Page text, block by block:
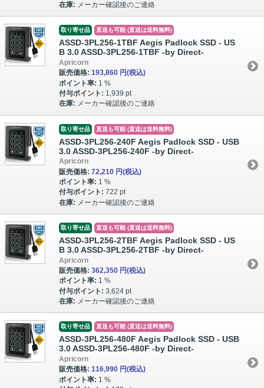
在庫: メーカー確認後のご連絡
取り寄せ品 直送も可能 (直送は送料無料)
ASSD-3PL256-1TBF Aegis Padlock SSD - US
B 3.0 ASSD-3PL256-1TBF -by Direct-
Apricorn
販売価格: 193,860 円(税込)
ポイント率: 1 %
付与ポイント: 1,939 pt
在庫: メーカー確認後のご連絡
取り寄せ品 直送も可能 (直送は送料無料)
ASSD-3PL256-240F Aegis Padlock SSD - USB
3.0 ASSD-3PL256-240F -by Direct-
Apricorn
販売価格: 72,210 円(税込)
ポイント率: 1 %
付与ポイント: 722 pt
在庫: メーカー確認後のご連絡
取り寄せ品 直送も可能 (直送は送料無料)
ASSD-3PL256-2TBF Aegis Padlock SSD - US
B 3.0 ASSD-3PL256-2TBF -by Direct-
Apricorn
販売価格: 362,350 円(税込)
ポイント率: 1 %
付与ポイント: 3,624 pt
在庫: メーカー確認後のご連絡
取り寄せ品 直送も可能 (直送は送料無料)
ASSD-3PL256-480F Aegis Padlock SSD - USB
3.0 ASSD-3PL256-480F -by Direct-
Apricorn
販売価格: 116,990 円(税込)
ポイント率: 1 %